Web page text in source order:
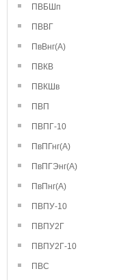
ПВБШп
ПВВГ
ПвВнг(А)
ПВКВ
ПВКШв
ПВП
ПВПГ-10
ПвПГнг(А)
ПвПГЭнг(А)
ПвПнг(А)
ПВПУ-10
ПВПУ2Г
ПВПУ2Г-10
ПВС